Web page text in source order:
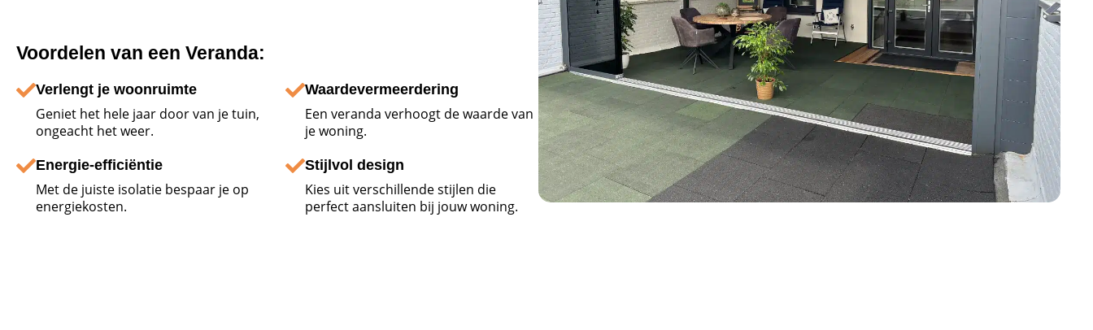
Voordelen van een Veranda:
Verlengt je woonruimte
Geniet het hele jaar door van je tuin,
ongeacht het weer.
Waardevermeerdering
Een veranda verhoogt de waarde van
je woning.
Energie-efficiëntie
Met de juiste isolatie bespaar je op
energiekosten.
Stijlvol design
Kies uit verschillende stijlen die
perfect aansluiten bij jouw woning.